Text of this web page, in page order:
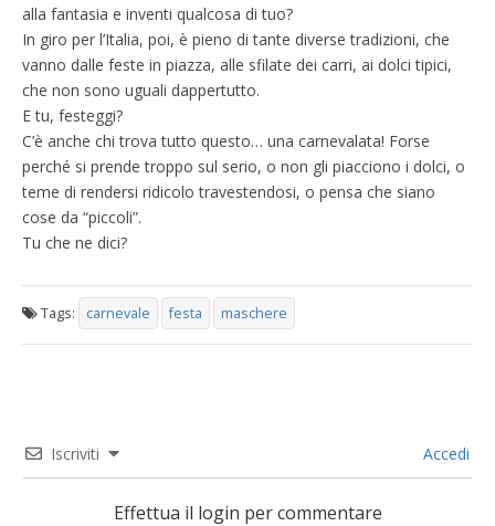
alla fantasia e inventi qualcosa di tuo?
In giro per l’Italia, poi, è pieno di tante diverse tradizioni, che
vanno dalle feste in piazza, alle sfilate dei carri, ai dolci tipici,
che non sono uguali dappertutto.
E tu, festeggi?
C’è anche chi trova tutto questo… una carnevalata! Forse
perché si prende troppo sul serio, o non gli piacciono i dolci, o
teme di rendersi ridicolo travestendosi, o pensa che siano
cose da “piccoli”.
Tu che ne dici?
Tags: carnevale festa maschere
Iscriviti Accedi
Effettua il login per commentare